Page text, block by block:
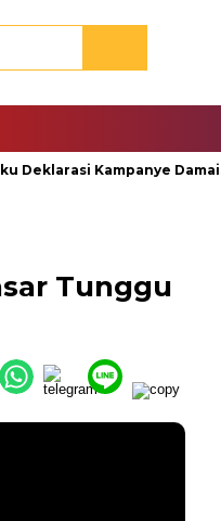
Kampanye Damai.
Tunggu